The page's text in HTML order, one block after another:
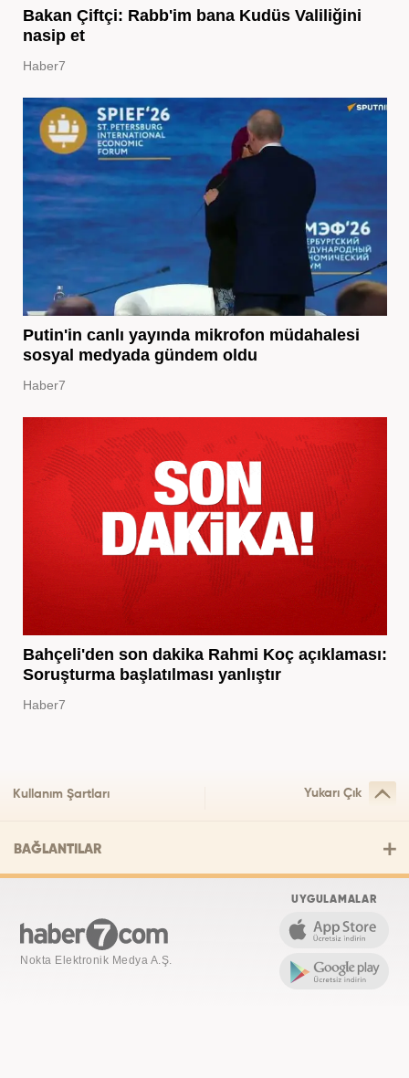
Bakan Çiftçi: Rabb'im bana Kudüs Valiliğini
nasip et
Haber7
Putin'in canlı yayında mikrofon müdahalesi
sosyal medyada gündem oldu
Haber7
Bahçeli'den son dakika Rahmi Koç açıklaması:
Soruşturma başlatılması yanlıştır
Haber7
Kullanım Şartları Yukarı Çık
BAĞLANTILAR
Nokta Elektronik Medya A.Ş.
UYGULAMALAR